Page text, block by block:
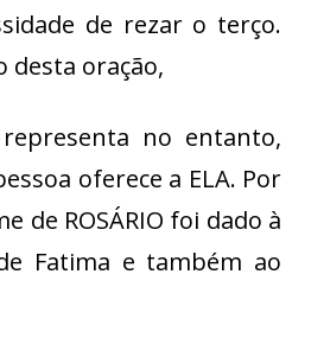
de rezar o terço.
desta oração,
no entanto,
oferece a ELA. Por
de ROSÁRIO foi dado à
Fatima e também ao